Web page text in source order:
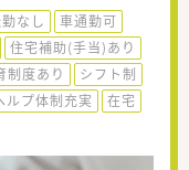
なし
車通勤可
住宅補助(手当)あり
制度あり
シフト制
ルプ体制充実
在宅